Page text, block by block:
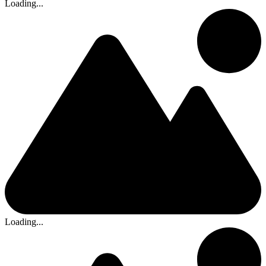
Loading...
Loading...